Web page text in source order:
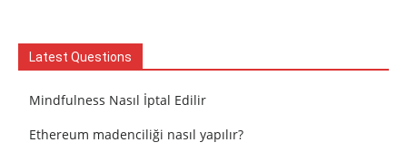
Latest Questions
Mindfulness Nasıl İptal Edilir
Ethereum madenciliği nasıl yapılır?